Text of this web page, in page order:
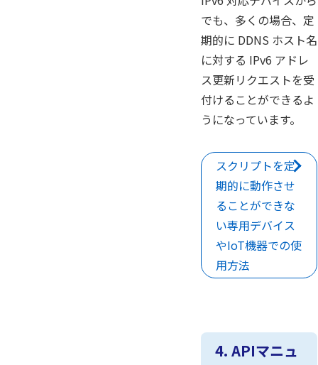
でも、多くの場合、定
期的に DDNS ホスト名
に対する IPv6 アドレ
ス更新リクエストを受
付けることができるよ
うになっています。
スクリプトを定
期的に動作させ
ることができな
い専用デバイス
やIoT機器での使
用方法
4. APIマニュ